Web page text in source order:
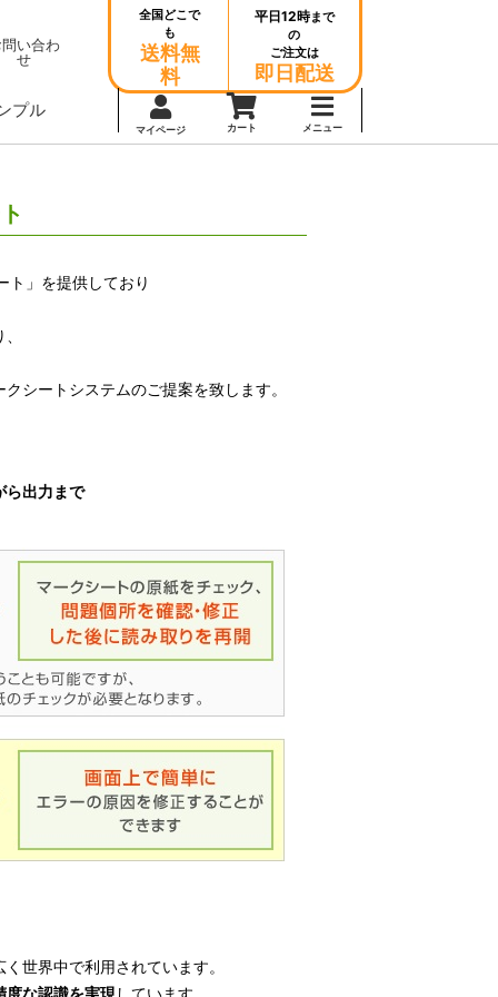
い合わ
せ
全国どこで
も
送料無
料
平日12時まで
の
ご注文は
即日配送
プル
マイページ カート メニュー
ト」を提供しており
シートシステムのご提案を致します。
ら出力まで
世界中で利用されています。
度な認識を実現 しています。